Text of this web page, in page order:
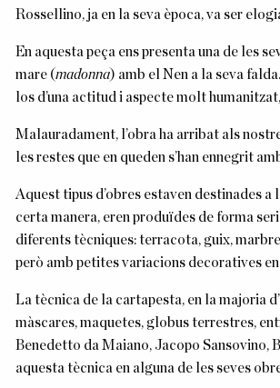
Rossellino, ja en la seva època, va ser
En aquesta peça ens presenta una de les
mare (madonna) amb el Nen a la seva
los d’una actitud i aspecte molt
Malauradament, l’obra ha arribat als
les restes que en queden s’han ennegrit
Aquest tipus d’obres estaven destinades
certa manera, eren produïdes de forma
diferents tècniques: terracota, guix,
però amb petites variacions decoratives
La tècnica de la cartapesta, en la majoria
màscares, maquetes, globus terrestres,
Benedetto da Maiano, Jacopo Sansovino,
aquesta tècnica en alguna de les seves